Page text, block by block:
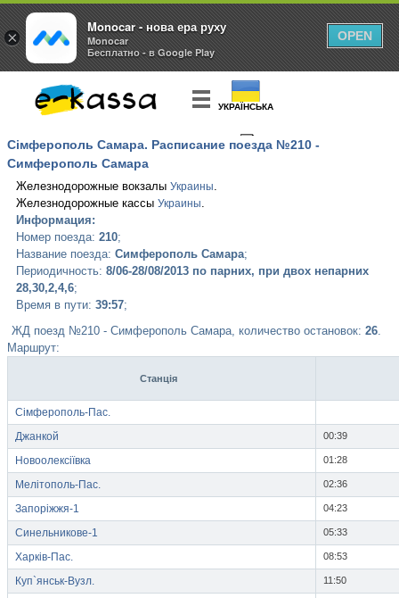
УКРАЇНСЬКА
Сімферополь Самара. Расписание поезда №210 -
Симферополь Самара
Железнодорожные вокзалы Украины.
Железнодорожные кассы Украины.
Информация:
Номер поезда: 210;
Название поезда: Симферополь Самара;
Периодичность: 8/06-28/08/2013 по парних, при двох непарних
28,30,2,4,6;
Время в пути: 39:57;
ЖД поезд №210 - Симферополь Самара, количество остановок: 26.
Маршрут:
Станція
Сімферополь-Пас.
Джанкой
00:39
Новоолексіївка 01:28
Мелітополь-Пас. 02:36
Запоріжжя-1 04:23
Синельникове-1 05:33
Харків-Пас. 08:53
Куп`янськ-Вузл. 11:50
×
Monocar - нова ера руху
Monocar
Бесплатно - в Google Play
OPEN